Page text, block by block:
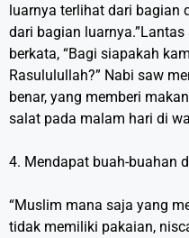
luarnya terlihat dari bagian
dari bagian
berkata, “Bagi siapakah
Rasululullah?” Nabi saw
benar, yang memberi
salat pada malam hari di
4. Mendapat buah-buahan
“Muslim mana saja yang
tidak memiliki pakaian,